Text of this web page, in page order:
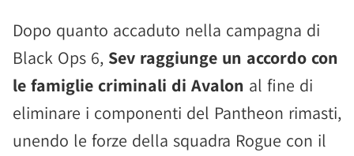
Dopo quanto accaduto nella campagna di
Black Ops 6, Sev raggiunge un accordo con
le famiglie criminali di Avalon al fine di
eliminare i componenti del Pantheon rimasti,
unendo le forze della squadra Rogue con il